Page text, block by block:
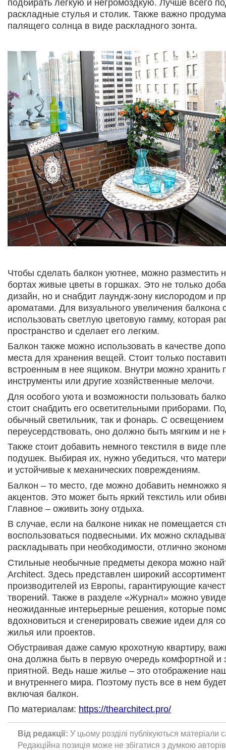
подбирать легкую и негромоздкую. Лучше всего
раскладные стулья и столик. Также важно
палящего солнца в виде раскладного зонта.
Чтобы сделать балкон уютнее, можно разместить
бортах живые цветы в горшках. Это не только
дизайн, но и снабдит лаундж-зону кислородом и
ароматами. Для визуального увеличения балкона
использовать светлую цветовую гамму, которая
пространство и сделает его легким.
Балкон также можно использовать в качестве
места для хранения вещей. Стоит только
встроенным в нее ящиком. Внутри можно хранить
инструменты или другие хозяйственные мелочи.
Для особого уюта и возможности пользовать
стоит снабдить его осветительными приборами.
обычный светильник, так и фонарь. С
переусердствовать, оно должно быть мягким и не
Также стоит добавить немного текстиля в виде
подушек. Выбирая их, нужно убедиться, что
и устойчивые к механических повреждениям.
Балкон – то место, где можно добавить немножко
акцентов. Это может быть яркий текстиль или
Главное – оживить зону отдыха.
В случае, если на балконе никак не помещается
воспользоваться подвесными. Их можно
раскладывать при необходимости, отлично
Стильные необычные предметы декора можно
Architect. Здесь представлен широкий
производителей из Европы, гарантирующие
творений. Также в разделе «Журнал» можно
неожиданные интерьерные решения, которые
вдохновиться и сгенерировать свежие идеи для
жилья или проектов.
Обустраивая даже самую крохотную квартиру,
она должна быть в первую очередь комфортной и
приятной. Ведь наше жилье – это отображение
и внутреннего мира. Поэтому пусть все в нем
включая балкон.
По материалам: https://thearchitect.pro/
Від редакції: У цьому розділі публікуються матеріали
Редакційна позиція може не збігатися з думкою